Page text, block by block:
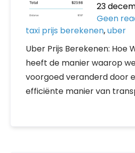
23
Geen
taxi prijs berekenen,uber
Uber Prijs Berekenen: Hoe
heeft de manier waarop
voorgoed veranderd door
efficiënte manier van